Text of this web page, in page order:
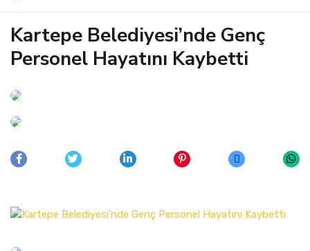
Kartepe Belediyesi’nde Genç
Personel Hayatını Kaybetti